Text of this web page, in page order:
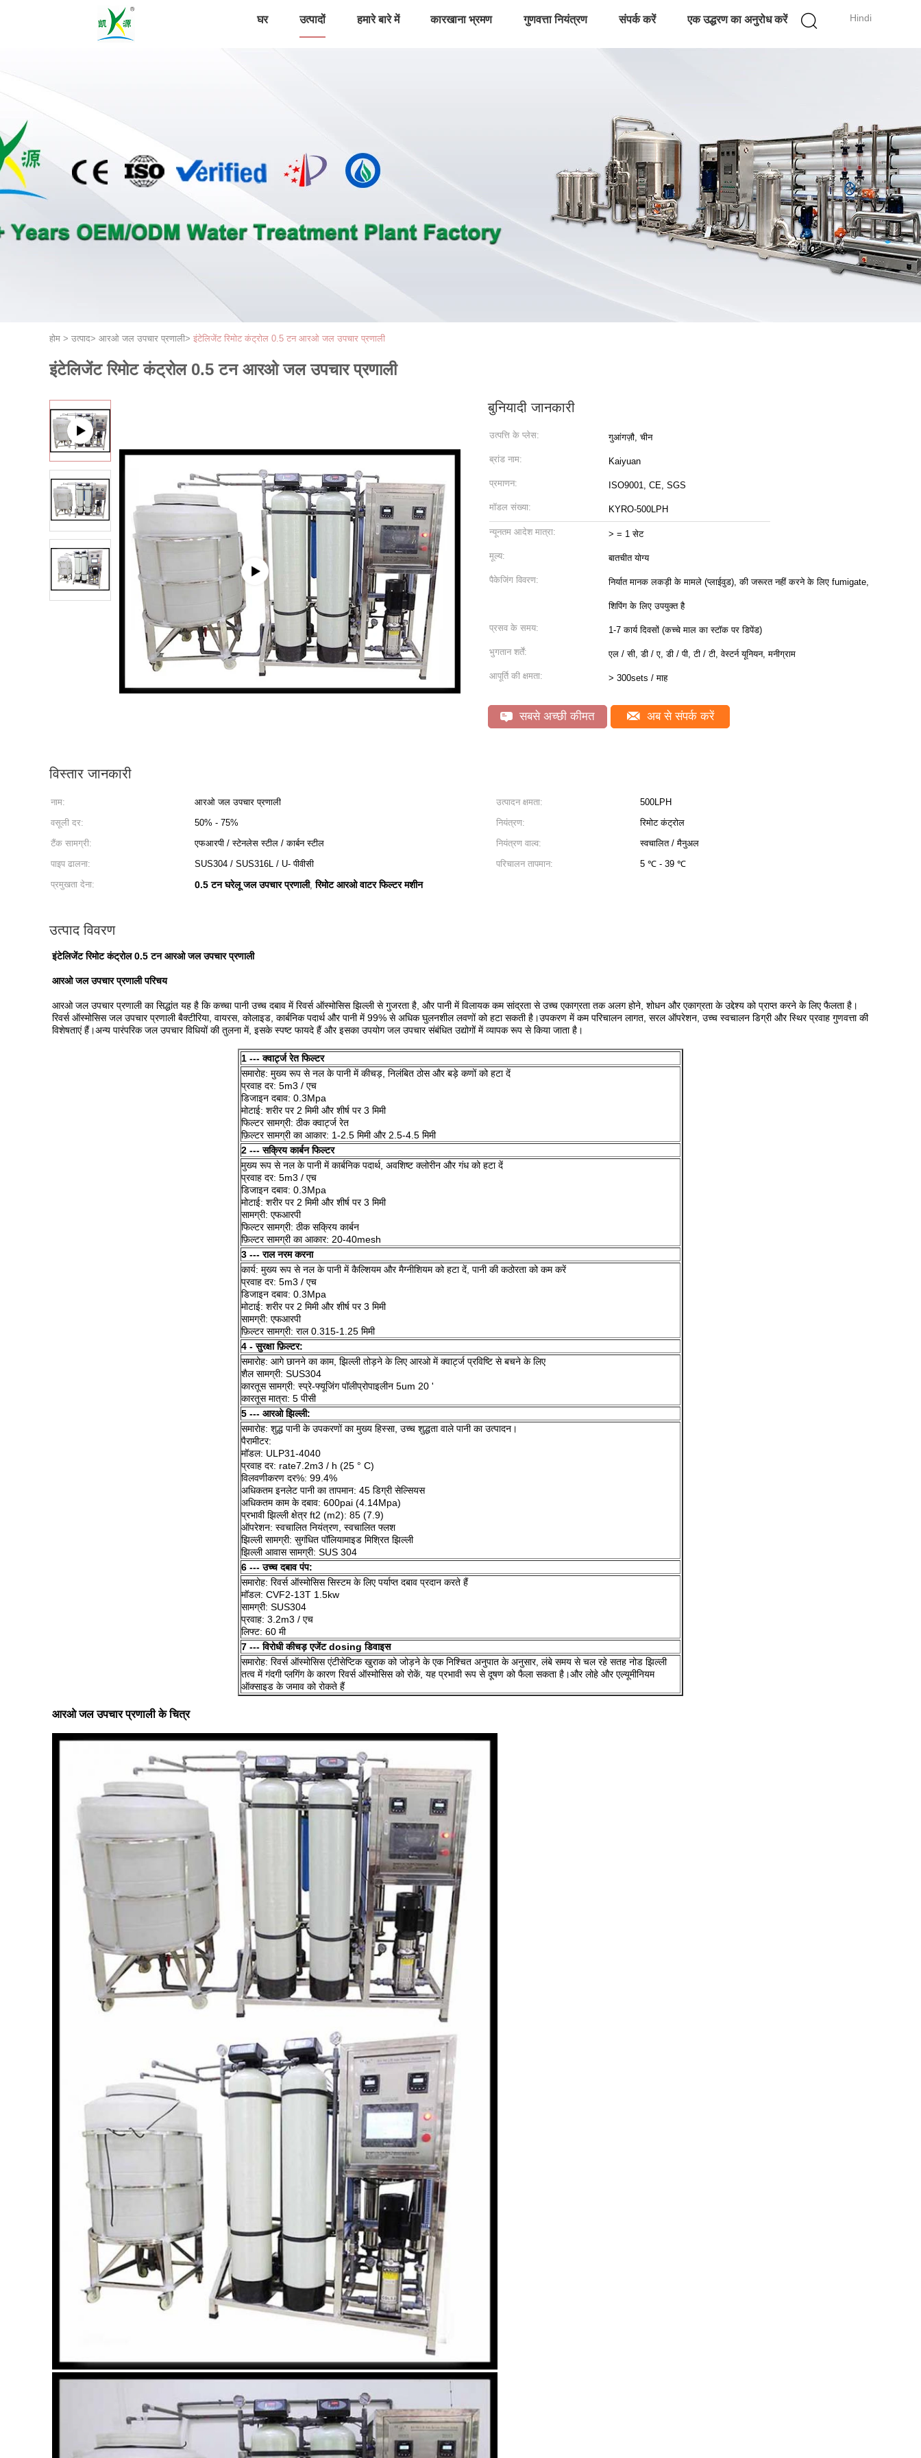
Hindi
घर उत्पादों हमारे बारे में कारखाना भ्रमण गुणवत्ता नियंत्रण संपर्क करें एक उद्धरण का अनुरोध करें
होम > उत्पाद> आरओ जल उपचार प्रणाली> इंटेलिजेंट रिमोट कंट्रोल 0.5 टन आरओ जल उपचार प्रणाली
इंटेलिजेंट रिमोट कंट्रोल 0.5 टन आरओ जल उपचार प्रणाली
बुनियादी जानकारी
उत्पत्ति के प्लेस: गुआंगज़ौ, चीन
ब्रांड नाम: Kaiyuan
प्रमाणन: ISO9001, CE, SGS
मॉडल संख्या: KYRO-500LPH
न्यूनतम आदेश मात्रा: > = 1 सेट
मूल्य: बातचीत योग्य
पैकेजिंग विवरण: निर्यात मानक लकड़ी के मामले (प्लाईवुड), की जरूरत नहीं करने के लिए fumigate,
शिपिंग के लिए उपयुक्त है
प्रसव के समय: 1-7 कार्य दिवसों (कच्चे माल का स्टॉक पर डिपेंड)
भुगतान शर्तें: एल / सी, डी / ए, डी / पी, टी / टी, वेस्टर्न यूनियन, मनीग्राम
आपूर्ति की क्षमता: > 300sets / माह
सबसे अच्छी कीमत अब से संपर्क करें
विस्तार जानकारी
नाम: आरओ जल उपचार प्रणाली उत्पादन क्षमता:
500LPH
वसूली दर:
50% - 75% नियंत्रण:
रिमोट कंट्रोल
टैंक सामग्री:
एफआरपी / स्टेनलेस स्टील / कार्बन स्टील नियंत्रण वाल्व:
स्वचालित / मैनुअल
पाइप ढालना:
SUS304 / SUS316L / U- पीवीसी परिचालन तापमान:
5 ℃ - 39 ℃
प्रमुखता देना:
0.5 टन घरेलू जल उपचार प्रणाली,रिमोट आरओ वाटर फिल्टर मशीन
उत्पाद विवरण
इंटेलिजेंट रिमोट कंट्रोल 0.5 टन आरओ जल उपचार प्रणाली
आरओ जल उपचार प्रणाली परिचय
आरओ जल उपचार प्रणाली का सिद्धांत यह है कि कच्चा पानी उच्च दबाव में रिवर्स ऑस्मोसिस झिल्ली से गुजरता है, और पानी में विलायक कम सांद्रता से उच्च एकाग्रता तक अलग होने, शोधन और एकाग्रता के उद्देश्य को प्राप्त करने के लिए फैलता है।
रिवर्स ऑस्मोसिस जल उपचार प्रणाली बैक्टीरिया, वायरस, कोलाइड, कार्बनिक पदार्थ और पानी में 99% से अधिक घुलनशील लवणों को हटा सकती है।उपकरण में कम परिचालन लागत, सरल ऑपरेशन, उच्च स्वचालन डिग्री और स्थिर प्रवाह गुणवत्ता की
विशेषताएं हैं।अन्य पारंपरिक जल उपचार विधियों की तुलना में, इसके स्पष्ट फायदे हैं और इसका उपयोग जल उपचार संबंधित उद्योगों में व्यापक रूप से किया जाता है।
1 --- क्वार्ट्ज रेत फिल्टर
समारोह: मुख्य रूप से नल के पानी में कीचड़, निलंबित ठोस और बड़े कणों को हटा दें
प्रवाह दर: 5m3 / एच
डिजाइन दबाव: 0.3Mpa
मोटाई: शरीर पर 2 मिमी और शीर्ष पर 3 मिमी
फिल्टर सामग्री: ठीक क्वार्ट्ज रेत
फ़िल्टर सामग्री का आकार: 1-2.5 मिमी और 2.5-4.5 मिमी
2 --- सक्रिय कार्बन फिल्टर
मुख्य रूप से नल के पानी में कार्बनिक पदार्थ, अवशिष्ट क्लोरीन और गंध को हटा दें
प्रवाह दर: 5m3 / एच
डिजाइन दबाव: 0.3Mpa
मोटाई: शरीर पर 2 मिमी और शीर्ष पर 3 मिमी
सामग्री: एफआरपी
फिल्टर सामग्री: ठीक सक्रिय कार्बन
फ़िल्टर सामग्री का आकार: 20-40mesh
3 --- राल नरम करना
कार्य: मुख्य रूप से नल के पानी में कैल्शियम और मैग्नीशियम को हटा दें, पानी की कठोरता को कम करें
प्रवाह दर: 5m3 / एच
डिजाइन दबाव: 0.3Mpa
मोटाई: शरीर पर 2 मिमी और शीर्ष पर 3 मिमी
सामग्री: एफआरपी
फ़िल्टर सामग्री: राल 0.315-1.25 मिमी
4 - सुरक्षा फ़िल्टर:
समारोह: आगे छानने का काम, झिल्ली तोड़ने के लिए आरओ में क्वार्ट्ज प्रविष्टि से बचने के लिए
शैल सामग्री: SUS304
कारतूस सामग्री: स्प्रे-फ्यूजिंग पॉलीप्रोपाइलीन 5um 20 '
कारतूस मात्रा: 5 पीसी
5 --- आरओ झिल्ली:
समारोह: शुद्ध पानी के उपकरणों का मुख्य हिस्सा, उच्च शुद्धता वाले पानी का उत्पादन।
पैरामीटर:
मॉडल: ULP31-4040
प्रवाह दर: rate7.2m3 / h (25 ° C)
विलवणीकरण दर%: 99.4%
अधिकतम इनलेट पानी का तापमान: 45 डिग्री सेल्सियस
अधिकतम काम के दबाव: 600pai (4.14Mpa)
प्रभावी झिल्ली क्षेत्र ft2 (m2): 85 (7.9)
ऑपरेशन: स्वचालित नियंत्रण, स्वचालित फ्लश
झिल्ली सामग्री: सुगंधित पॉलियामाइड मिश्रित झिल्ली
झिल्ली आवास सामग्री: SUS 304
6 --- उच्च दबाव पंप:
समारोह: रिवर्स ऑस्मोसिस सिस्टम के लिए पर्याप्त दबाव प्रदान करते हैं
मॉडल: CVF2-13T 1.5kw
सामग्री: SUS304
प्रवाह: 3.2m3 / एच
लिफ्ट: 60 मी
7 --- विरोधी कीचड़ एजेंट dosing डिवाइस
समारोह: रिवर्स ऑस्मोसिस एंटीसेप्टिक खुराक को जोड़ने के एक निश्चित अनुपात के अनुसार, लंबे समय से चल रहे सतह नोड झिल्ली
तत्व में गंदगी प्लगिंग के कारण रिवर्स ऑस्मोसिस को रोकें, यह प्रभावी रूप से दूषण को फैला सकता है।और लोहे और एल्यूमीनियम
ऑक्साइड के जमाव को रोकते हैं
आरओ जल उपचार प्रणाली के चित्र